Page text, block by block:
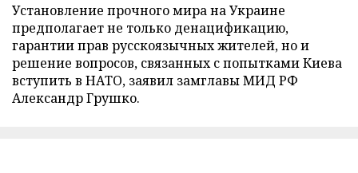
Установление прочного мира на Украине
предполагает не только денацификацию,
гарантии прав русскоязычных жителей, но и
решение вопросов, связанных с попытками Киева
вступить в НАТО, заявил замглавы МИД РФ
Александр Грушко.